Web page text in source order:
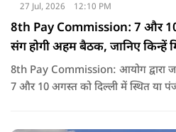
27 Jul, 2026 12:10 PM
8th Pay Commission: 7 और 10
संग होगी अहम बैठक, जानिए किन्हें
8th Pay Commission: आयोग द्वारा
7 और 10 अगस्त को दिल्ली में स्थित या